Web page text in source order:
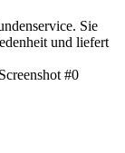
Sie
und liefert